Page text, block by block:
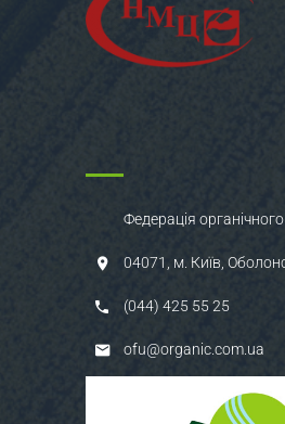
Федерація органічного
04071, м. Київ,
(044) 425 55 25
ofu@organic.com.ua